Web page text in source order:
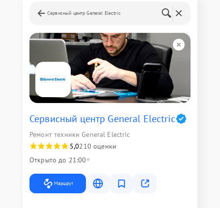
Сервисный центр General Electric
Сервисный центр General Electric
Ремонт техники General Electric
5,0210 оценки
Открыто до 21:00
Маршрут